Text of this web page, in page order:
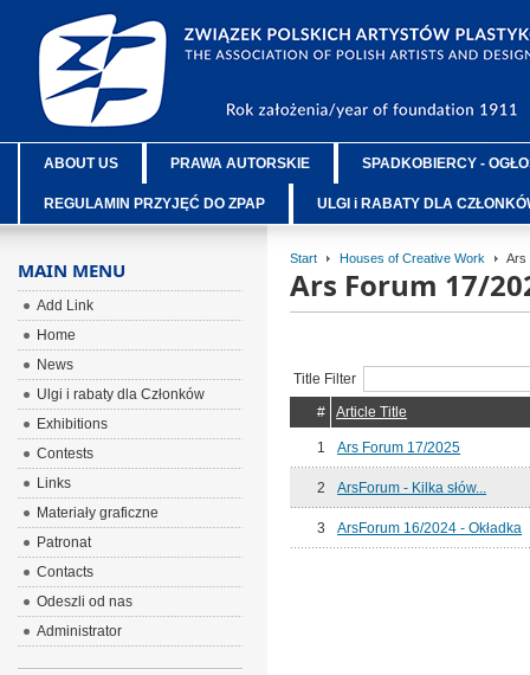
ABOUT US PRAWA AUTORSKIE SPADKOBIERCY -
REGULAMIN PRZYJĘĆ DO ZPAP ULGI i RABATY DLA
Start Houses of Creative Work Ars
Ars Forum 17/
Title Filter
#
Article Title
1 Ars Forum 17/2025
2 ArsForum - Kilka słów...
3 ArsForum 16/2024 - Okładka
MAIN MENU
Add Link
Home
News
Ulgi i rabaty dla Członków
Exhibitions
Contests
Links
Materiały graficzne
Patronat
Contacts
Odeszli od nas
Administrator